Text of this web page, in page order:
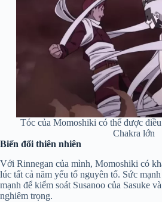
Tóc của Momoshiki có thể được
Chakra lớn
Biến đổi thiên nhiên
Với Rinnegan của mình, Momoshiki có
lúc tất cả năm yếu tố nguyên tố. Sức
mạnh để kiểm soát Susanoo của Sasuke
nghiêm trọng.